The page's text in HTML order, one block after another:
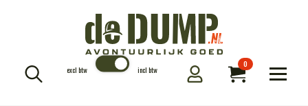
excl btw incl btw
0